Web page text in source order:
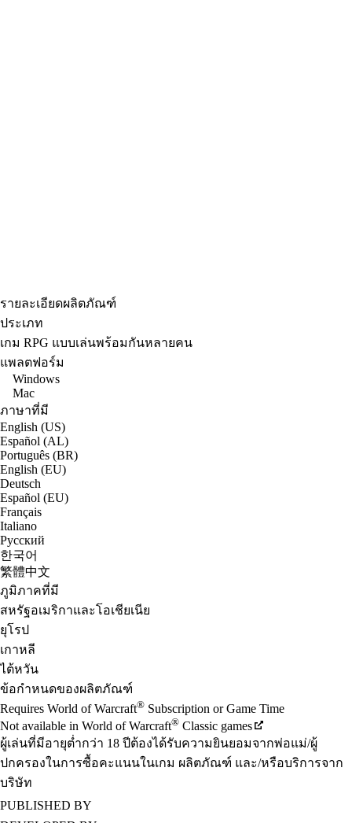
รายละเอียดผลิตภัณฑ์
ประเภท
เกม RPG แบบเล่นพร้อมกันหลายคน
แพลตฟอร์ม
Windows
Mac
ภาษาที่มี
English (US)
Español (AL)
Português (BR)
English (EU)
Deutsch
Español (EU)
Français
Italiano
Русский
한국어
繁體中文
ภูมิภาคที่มี
สหรัฐอเมริกาและโอเชียเนีย
ยุโรป
เกาหลี
ไต้หวัน
ข้อกำหนดของผลิตภัณฑ์
Requires World of Warcraft® Subscription or Game Time
Not available in World of Warcraft® Classic games
ผู้เล่นที่มีอายุต่ำกว่า 18 ปีต้องได้รับความยินยอมจากพ่อแม่/ผู้
ปกครองในการซื้อคะแนนในเกม ผลิตภัณฑ์ และ/หรือบริการจาก
บริษัท
PUBLISHED BY